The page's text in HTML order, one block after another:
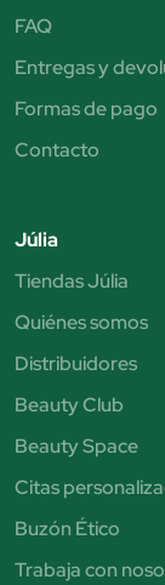
FAQ
Entregas y
Formas de pago
Contacto
Júlia
Tiendas Júlia
Quiénes somos
Distribuidores
Beauty Club
Beauty Space
Citas
Buzón Ético
Trabaja con